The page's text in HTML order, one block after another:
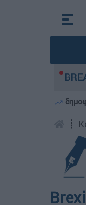
διάσωσης -
┋